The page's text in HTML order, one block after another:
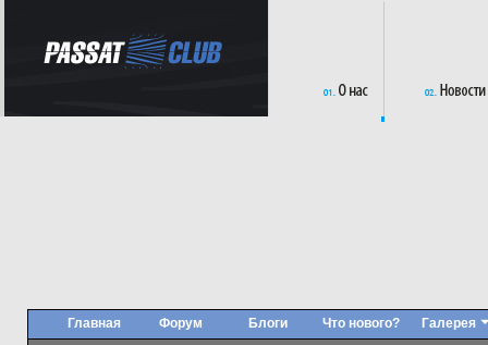
Главная Форум Блоги Что нового? Галерея